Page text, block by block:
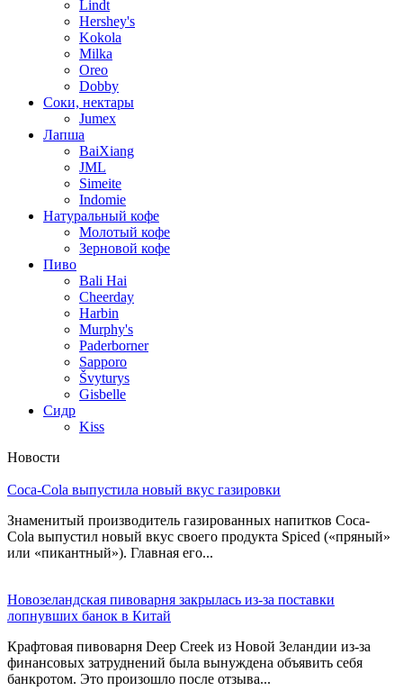
Lindt
Hershey's
Kokola
Milka
Oreo
Dobby
Соки, нектары
Jumex
Лапша
BaiXiang
JML
Simeite
Indomie
Натуральный кофе
Молотый кофе
Зерновой кофе
Пиво
Bali Hai
Cheerday
Harbin
Murphy's
Paderborner
Sapporo
Švyturys
Gisbelle
Сидр
Kiss
Новости
Coca-Cola выпустила новый вкус газировки
Знаменитый производитель газированных напитков Coca-
Cola выпустил новый вкус своего продукта Spiced («пряный»
или «пикантный»). Главная его...
Новозеландская пивоварня закрылась из-за поставки
лопнувших банок в Китай
Крафтовая пивоварня Deep Creek из Новой Зеландии из-за
финансовых затруднений была вынуждена объявить себя
банкротом. Это произошло после отзыва...